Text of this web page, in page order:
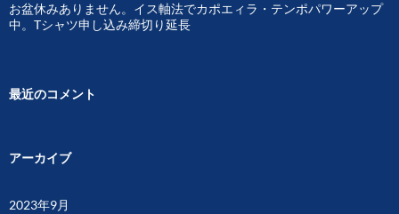
お盆休みありません。イス軸法でカポエィラ・テンポパワーアップ
中。Tシャツ申し込み締切り延長
最近のコメント
アーカイブ
2023年9月